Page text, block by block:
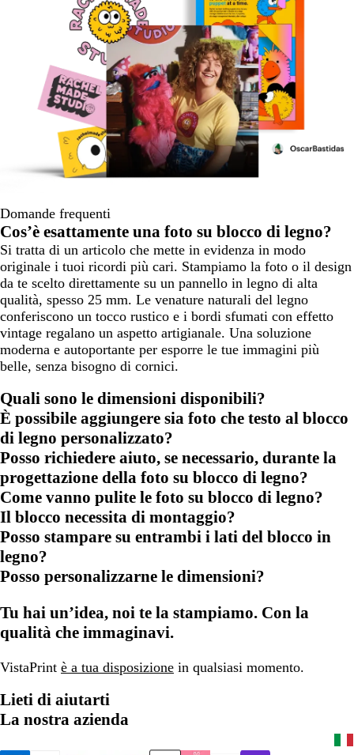
Domande frequenti
Cos’è esattamente una foto su blocco di legno?
Si tratta di un articolo che mette in evidenza in modo
originale i tuoi ricordi più cari. Stampiamo la foto o il design
da te scelto direttamente su un pannello in legno di alta
qualità, spesso 25 mm. Le venature naturali del legno
conferiscono un tocco rustico e i bordi sfumati con effetto
vintage regalano un aspetto artigianale. Una soluzione
moderna e autoportante per esporre le tue immagini più
belle, senza bisogno di cornici.
Quali sono le dimensioni disponibili?
È possibile aggiungere sia foto che testo al blocco
di legno personalizzato?
Posso richiedere aiuto, se necessario, durante la
progettazione della foto su blocco di legno?
Come vanno pulite le foto su blocco di legno?
Il blocco necessita di montaggio?
Posso stampare su entrambi i lati del blocco in
legno?
Posso personalizzarne le dimensioni?
Tu hai un’idea, noi te la stampiamo. Con la
qualità che immaginavi.
VistaPrint è a tua disposizione in qualsiasi momento.
Lieti di aiutarti
La nostra azienda